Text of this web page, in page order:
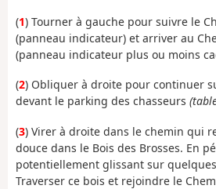
(1) Tourner à gauche pour suivre le
(panneau indicateur) et arriver au
(panneau indicateur plus ou moins
(2) Obliquer à droite pour continuer
devant le parking des chasseurs
(3) Virer à droite dans le chemin qui
douce dans le Bois des Brosses. En
potentiellement glissant sur
Traverser ce bois et rejoindre le